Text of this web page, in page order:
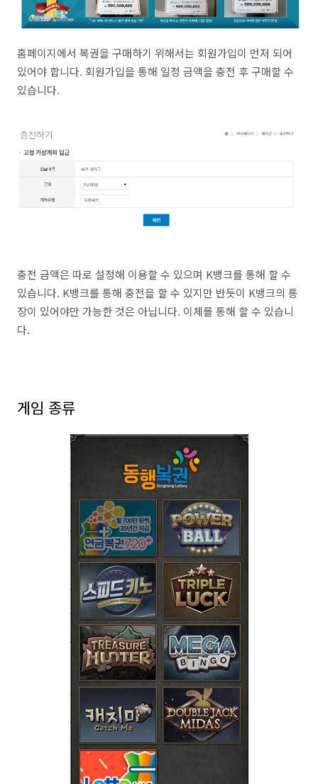
홈페이지에서 복권을 구매하기 위해서는 회원가입이 먼저 되어
있어야 합니다. 회원가입을 통해 일정 금액을 충전 후 구매할 수
있습니다.
충전 금액은 따로 설정해 이용할 수 있으며 K뱅크를 통해 할 수
있습니다. K뱅크를 통해 충전을 할 수 있지만 반듯이 K뱅크의 통
장이 있어야만 가능한 것은 아닙니다. 이체를 통해 할 수 있습니
다.
게임 종류